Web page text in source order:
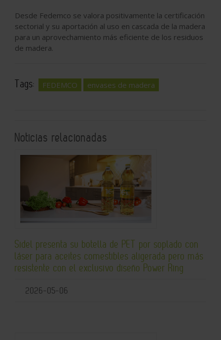
Desde Fedemco se valora positivamente la certificación
sectorial y su aportación al uso en cascada de la madera
para un aprovechamiento más eficiente de los residuos
de madera.
Tags: FEDEMCO envases de madera
Noticias relacionadas
Sidel presenta su botella de PET por soplado con
láser para aceites comestibles aligerada pero más
resistente con el exclusivo diseño Power Ring
2026-05-06